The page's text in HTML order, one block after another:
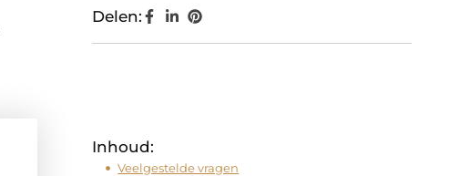
Delen:
Inhoud:
Veelgestelde vragen